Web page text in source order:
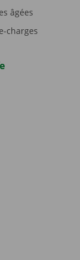
âgées
charges